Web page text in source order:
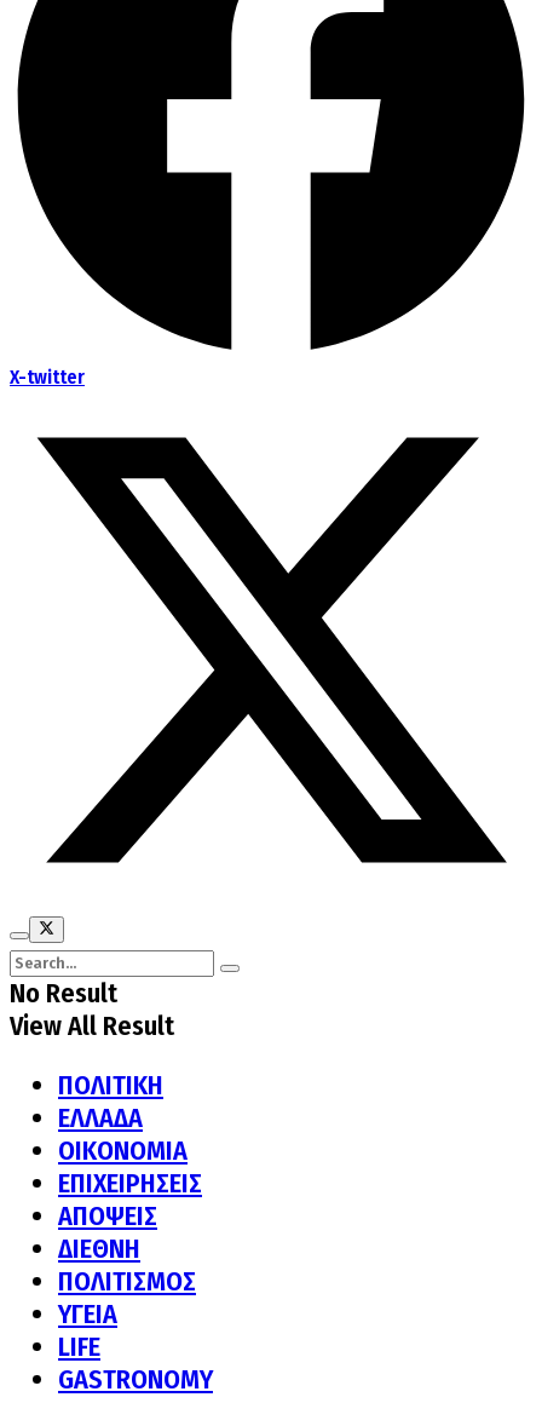
X-twitter
No Result
View All Result
ΠΟΛΙΤΙΚΗ
ΕΛΛΑΔΑ
ΟΙΚΟΝΟΜΙΑ
ΕΠΙΧΕΙΡΗΣΕΙΣ
ΑΠΟΨΕΙΣ
ΔΙΕΘΝΗ
ΠΟΛΙΤΙΣΜΟΣ
ΥΓΕΙΑ
LIFE
GASTRONOMY